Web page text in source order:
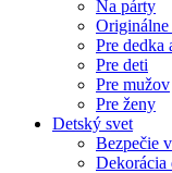
Na párty
Originálne
Pre dedka
Pre deti
Pre mužov
Pre ženy
Detský svet
Bezpečie
Dekorácia